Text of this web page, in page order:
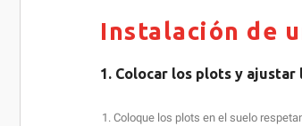
Instalación de
1. Colocar los plots y ajustar
Coloque los plots en el suelo